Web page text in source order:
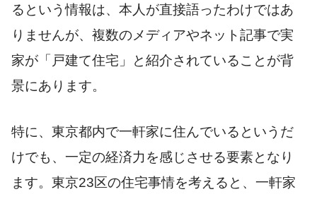
るという情報は、本人が直接語ったわけではあ
りませんが、複数のメディアやネット記事で実
家が「戸建て住宅」と紹介されていることが背
景にあります。
特に、東京都内で一軒家に住んでいるというだ
けでも、一定の経済力を感じさせる要素となり
ます。東京23区の住宅事情を考えると、一軒家